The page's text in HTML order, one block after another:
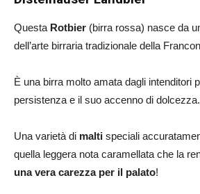
Questa Rotbier (birra rossa) nasce da
dell’arte birraria tradizionale della
È una birra molto amata dagli intenditori
persistenza e il suo accenno di dolcezza.
Una varietà di malti speciali
quella leggera nota caramellata che la
una vera carezza per il palato!